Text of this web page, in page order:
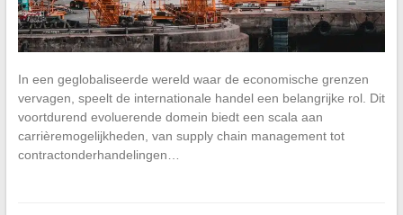
In een geglobaliseerde wereld waar de economische grenzen
vervagen, speelt de internationale handel een belangrijke rol. Dit
voortdurend evoluerende domein biedt een scala aan
carrièremogelijkheden, van supply chain management tot
contractonderhandelingen…